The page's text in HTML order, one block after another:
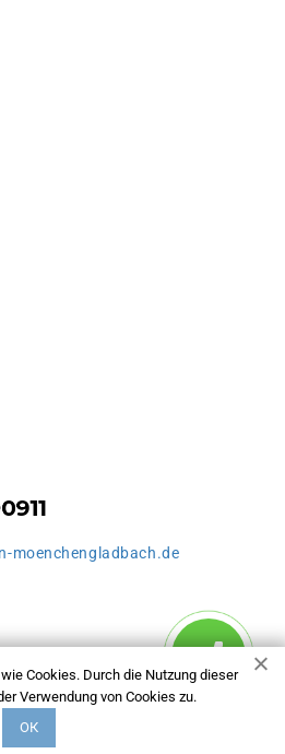
Cookies. Durch die Nutzung dieser
Verwendung von Cookies zu.
ОК
moenchengladbach.de
Ihres Schlüsseldiensts in
vorbehalten.